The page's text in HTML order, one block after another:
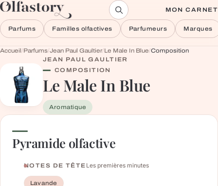
Aller au contenu MON CARNET
Parfums Familles olfactives Parfumeurs Marques
Accueil/Parfums/Jean Paul Gaultier/Le Male In Blue/Composition
JEAN PAUL GAULTIER
COMPOSITION
Le Male In Blue
Aromatique
Pyramide olfactive
NOTES DE TÊTE Les premières minutes
Lavande